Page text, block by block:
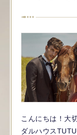
こんにちは！大
ダルハウス